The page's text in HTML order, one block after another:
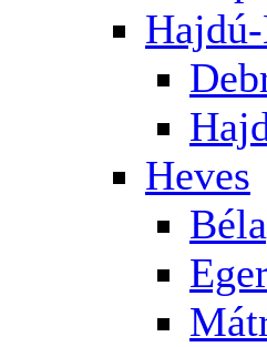
Heves